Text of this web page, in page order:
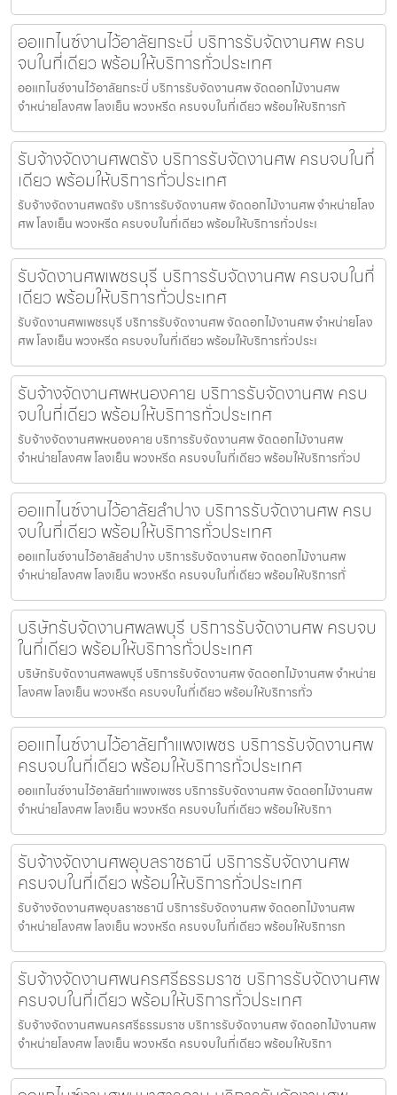
ออแกไนซ์งานไว้อาลัยกระบี่ บริการรับจัดงานศพ ครบ
จบในที่เดียว พร้อมให้บริการทั่วประเทศ
ออแกไนซ์งานไว้อาลัยกระบี่ บริการรับจัดงานศพ จัดดอกไม้งานศพ
จำหน่ายโลงศพ โลงเย็น พวงหรีด ครบจบในที่เดียว พร้อมให้บริการทั
รับจ้างจัดงานศพตรัง บริการรับจัดงานศพ ครบจบในที่
เดียว พร้อมให้บริการทั่วประเทศ
รับจ้างจัดงานศพตรัง บริการรับจัดงานศพ จัดดอกไม้งานศพ จำหน่ายโลง
ศพ โลงเย็น พวงหรีด ครบจบในที่เดียว พร้อมให้บริการทั่วประเ
รับจัดงานศพเพชรบุรี บริการรับจัดงานศพ ครบจบในที่
เดียว พร้อมให้บริการทั่วประเทศ
รับจัดงานศพเพชรบุรี บริการรับจัดงานศพ จัดดอกไม้งานศพ จำหน่ายโลง
ศพ โลงเย็น พวงหรีด ครบจบในที่เดียว พร้อมให้บริการทั่วประเ
รับจ้างจัดงานศพหนองคาย บริการรับจัดงานศพ ครบ
จบในที่เดียว พร้อมให้บริการทั่วประเทศ
รับจ้างจัดงานศพหนองคาย บริการรับจัดงานศพ จัดดอกไม้งานศพ
จำหน่ายโลงศพ โลงเย็น พวงหรีด ครบจบในที่เดียว พร้อมให้บริการทั่วป
ออแกไนซ์งานไว้อาลัยลำปาง บริการรับจัดงานศพ ครบ
จบในที่เดียว พร้อมให้บริการทั่วประเทศ
ออแกไนซ์งานไว้อาลัยลำปาง บริการรับจัดงานศพ จัดดอกไม้งานศพ
จำหน่ายโลงศพ โลงเย็น พวงหรีด ครบจบในที่เดียว พร้อมให้บริการทั่
บริษัทรับจัดงานศพลพบุรี บริการรับจัดงานศพ ครบจบ
ในที่เดียว พร้อมให้บริการทั่วประเทศ
บริษัทรับจัดงานศพลพบุรี บริการรับจัดงานศพ จัดดอกไม้งานศพ จำหน่าย
โลงศพ โลงเย็น พวงหรีด ครบจบในที่เดียว พร้อมให้บริการทั่ว
ออแกไนซ์งานไว้อาลัยกำแพงเพชร บริการรับจัดงานศพ
ครบจบในที่เดียว พร้อมให้บริการทั่วประเทศ
ออแกไนซ์งานไว้อาลัยกำแพงเพชร บริการรับจัดงานศพ จัดดอกไม้งานศพ
จำหน่ายโลงศพ โลงเย็น พวงหรีด ครบจบในที่เดียว พร้อมให้บริกา
รับจ้างจัดงานศพอุบลราชธานี บริการรับจัดงานศพ
ครบจบในที่เดียว พร้อมให้บริการทั่วประเทศ
รับจ้างจัดงานศพอุบลราชธานี บริการรับจัดงานศพ จัดดอกไม้งานศพ
จำหน่ายโลงศพ โลงเย็น พวงหรีด ครบจบในที่เดียว พร้อมให้บริการท
รับจ้างจัดงานศพนครศรีธรรมราช บริการรับจัดงานศพ
ครบจบในที่เดียว พร้อมให้บริการทั่วประเทศ
รับจ้างจัดงานศพนครศรีธรรมราช บริการรับจัดงานศพ จัดดอกไม้งานศพ
จำหน่ายโลงศพ โลงเย็น พวงหรีด ครบจบในที่เดียว พร้อมให้บริกา